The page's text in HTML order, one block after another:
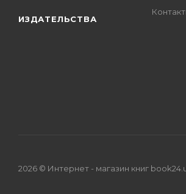
ИЗДАТЕЛЬСТВА
2026 © Интернет - магазин книг